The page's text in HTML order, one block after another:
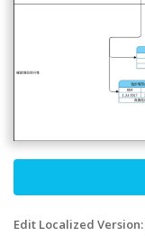
Edit Localized Version: